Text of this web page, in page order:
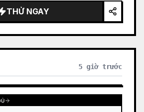
THỬ NGAY
5 giờ trước